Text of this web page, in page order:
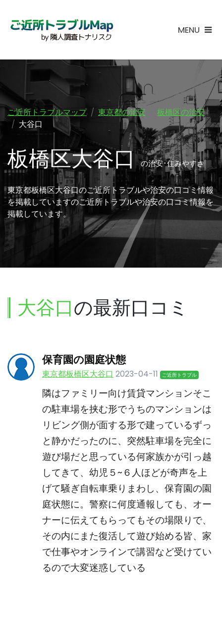
MENU
ご近所トラブルマップ 東京都の治安
板橋区の治安
大谷口
板橋区大谷口の治安･住みやすさ
東京都板橋区大谷口のご近所トラブルや治安の口コミ情報
を掲載していますのご近所トラブルや治安の口コミ情報を
掲載しています。
大谷口の最新口コミ
保育園の園庭状態
東京都板橋区大谷口 2023-04-11 ご近所トラブル
隣はファミリー向け賃貸マンションそこ
の駐車場を挟む形でうちのマンションは
リビング側が面する形で建っているずっ
と静かだったのに、突然駐車場を完全に
遊び場だと思っている何家族かが引っ越
してきて、幼児５~６人ほどが奇声を上
げて騒ぎ自転車乗りまわし、保育園の園
庭状態に。警察に何度通報しても、オー
ナーに伝えてもらってもその場限りで、
その内にまた復活して遊び始める皆、家
で仕事やオンラインで講習など受けてい
るので大変迷惑している